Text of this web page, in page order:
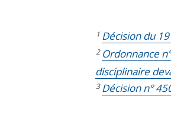
1 Décision du
2 Ordonnance
disciplinaire
3 Décision n°